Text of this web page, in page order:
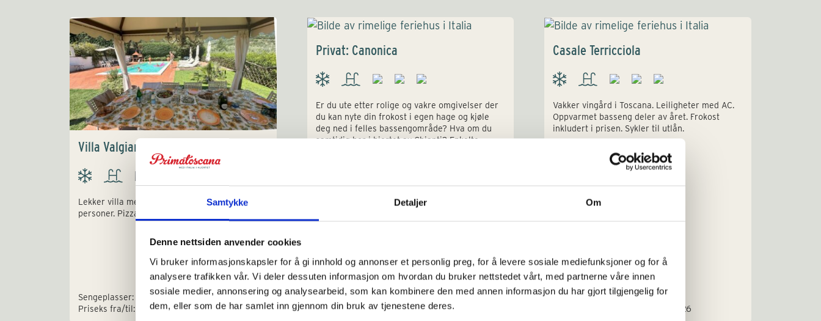
Samtykke Detaljer Om
Denne nettsiden anvender cookies
Vi bruker informasjonskapsler for å gi innhold og annonser et personlig preg, for å levere sosiale mediefunksjoner og for å
analysere trafikken vår. Vi deler dessuten informasjon om hvordan du bruker nettstedet vårt, med partnerne våre innen
sosiale medier, annonsering og analysearbeid, som kan kombinere den med annen informasjon du har gjort tilgjengelig for
dem, eller som de har samlet inn gjennom din bruk av tjenestene deres.
Villa Valgiano
Lekker villa med flotte uteområder for 8+2
personer. Pizzaovn, trimrom og velværesenter.
Sengeplasser: 8+2
Priseks fra/til: € 2.100-4.000
Privat: Canonica
Er du ute etter rolige og vakre omgivelser der
du kan nyte din frokost i egen hage og kjøle
deg ned i felles bassengområde? Hva om du
samtidig bor i hjertet av Chianti? Enkelte
Sengeplasser: 1-4
Priseks 4 pers fra/til: € 1.200 - 1.700
Casale Terricciola
Vakker vingård i Toscana. Leiligheter med AC.
Oppvarmet basseng deler av året. Frokost
inkludert i prisen. Sykler til utlån.
Sengeplasser: 2-8
Priseks 2 pers fra/til: € 1.029-3.626